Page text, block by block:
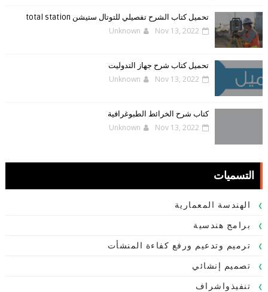
تحميل كتاب الشرح تفصيلي للتوتال ستيشن total station
Unknown Nov 13, 2022
تحميل كتاب شرح جهاز التدوليت
Unknown Nov 13, 2022
كتاب شرح الخرائط الطبوغرافية
Unknown Nov 13, 2022
التسميات
الهندسة المعمارية
برامج هندسية
ترميم وتدعيم ورفع كفاءة المنشأت
تصميم إنشائي
تنفيذواشراف